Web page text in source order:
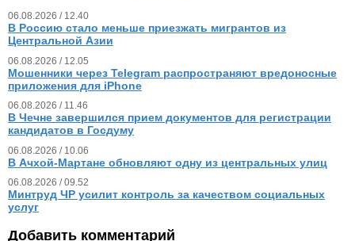
06.08.2026 / 12.40
В Россию стало меньше приезжать мигрантов из
Центральной Азии
06.08.2026 / 12.05
Мошенники через Telegram распространяют вредоносные
приложения для iPhone
06.08.2026 / 11.46
В Чечне завершился прием документов для регистрации
кандидатов в Госдуму
06.08.2026 / 10.06
В Ачхой-Мартане обновляют одну из центральных улиц
06.08.2026 / 09.52
Минтруд ЧР усилит контроль за качеством социальных
услуг
Добавить комментарий